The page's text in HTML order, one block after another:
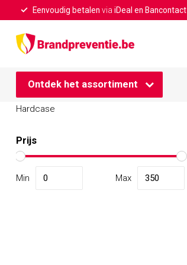
Eenvoudig betalen via iDeal en Bancontact
Ontdek het assortiment
Home / Branddekens
Categorieën
Branddekens
Hardcase
Prijs
Min Max